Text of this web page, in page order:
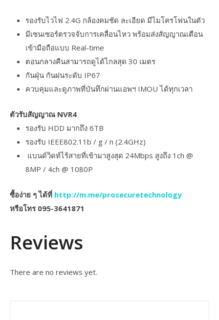
รองรับไวไฟ 2.4G กล้องคมชัด ละเอียด มีไมโครโฟนในตัว
มีเซนเซอร์ตรวจจับการเคลื่อนไหว พร้อมส่งสัญญาณเตือน
เข้ามือถือแบบ Real-time
ตอนกลางคืนสามารถดูได้ไกลสุด 30 เมตร
กันฝุ่น กันฝนระดับ IP67
ควบคุมและดูภาพที่บันทึกผ่านแอพฯ IMOU ได้ทุกเวลา
ตัวรับสัญญาณ NVR4
รองรับ HDD มากถึง 6TB
รองรับ IEEE802.11b / g / n (2.4GHz)
แบนด์วิดท์ไร้สายที่เข้ามาสูงสุด 24Mbps สูงถึง 1ch @
8MP / 4ch @ 1080P
ซื้อง่าย ๆ ได้ที่ http://m.me/prosecuretechnology
หรือโทร 095-3641871
Reviews
There are no reviews yet.